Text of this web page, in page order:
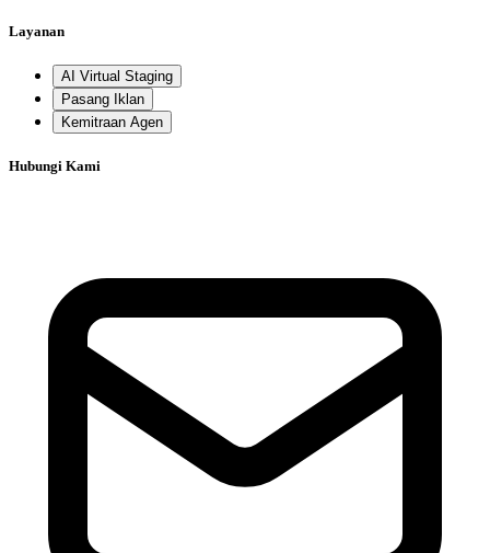
Layanan
AI Virtual Staging
Pasang Iklan
Kemitraan Agen
Hubungi Kami